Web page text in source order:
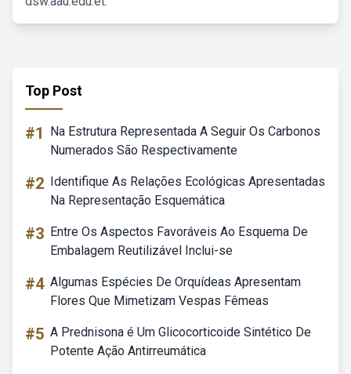
Top Post
#1
Na Estrutura Representada A Seguir Os Carbonos
Numerados São Respectivamente
#2 Identifique As Relações Ecológicas Apresentadas
Na Representação Esquemática
#3 Entre Os Aspectos Favoráveis Ao Esquema De
Embalagem Reutilizável Inclui-se
#4 Algumas Espécies De Orquídeas Apresentam
Flores Que Mimetizam Vespas Fêmeas
#5 A Prednisona é Um Glicocorticoide Sintético De
Potente Ação Antirreumática